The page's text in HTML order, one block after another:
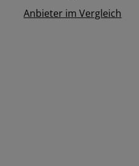
Anbieter im Vergleich